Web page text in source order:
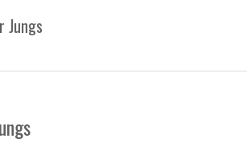
Jungs